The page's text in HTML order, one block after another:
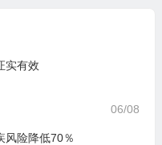
实有效
06/08
风险降低70％